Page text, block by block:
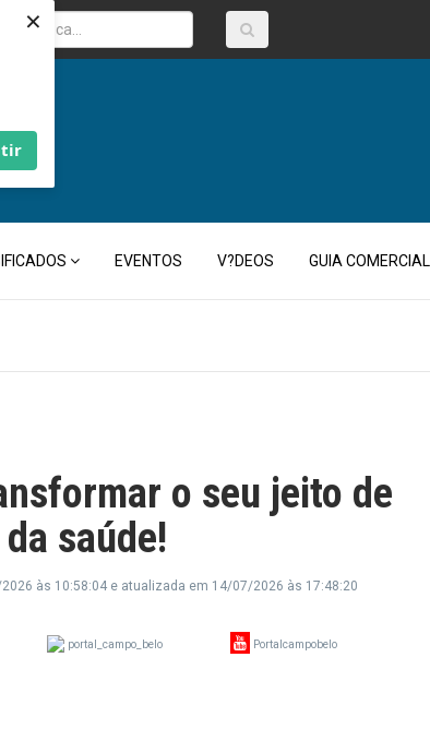
×
EVENTOS V?DEOS GUIA COMERCIAL
o seu jeito de
saúde!
às 10:58:04 e atualizada em 14/07/2026 às 17:48:20
portal_campo_belo Portalcampobelo